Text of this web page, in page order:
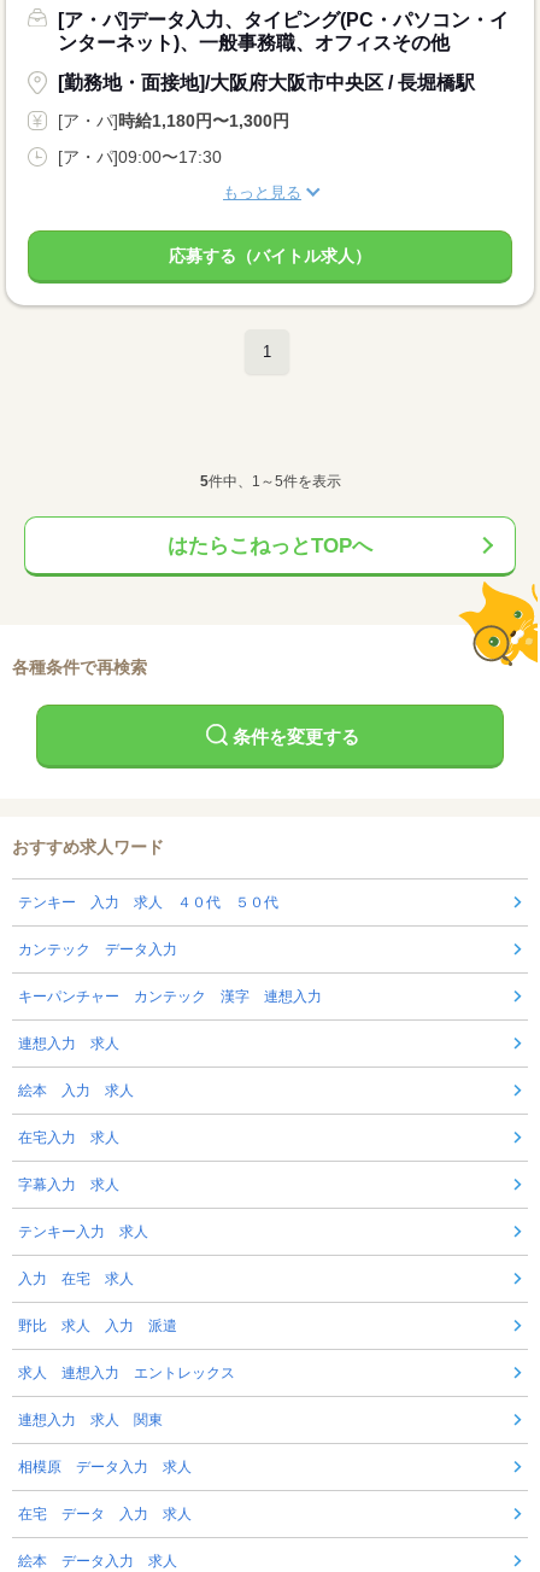
[ア・パ]データ入力、タイピング(PC・パソコン・イ
ンターネット)、一般事務職、オフィスその他
[勤務地・面接地]/大阪府大阪市中央区 / 長堀橋駅
[ア・パ]時給1,180円〜1,300円
[ア・パ]09:00〜17:30
もっと見る
応募する（バイトル求人）
1
5件中、1～5件を表示
はたらこねっとTOPへ
各種条件で再検索
条件を変更する
おすすめ求人ワード
テンキー 入力 求人 ４０代 ５０代
カンテック データ入力
キーパンチャー カンテック 漢字 連想入力
連想入力 求人
絵本 入力 求人
在宅入力 求人
字幕入力 求人
テンキー入力 求人
入力 在宅 求人
野比 求人 入力 派遣
求人 連想入力 エントレックス
連想入力 求人 関東
相模原 データ入力 求人
在宅 データ 入力 求人
絵本 データ入力 求人